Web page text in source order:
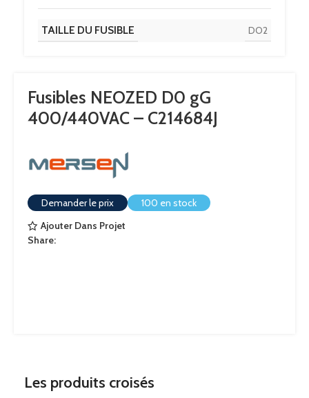
TAILLE DU FUSIBLE DO2
Fusibles NEOZED D0 gG
400/440VAC – C214684J
Demander le prix
100 en stock
Ajouter Dans Projet
Share:
Les produits croisés